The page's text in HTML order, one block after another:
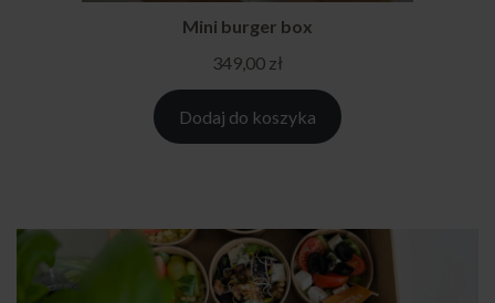
Mini burger box
349,00 zł
Dodaj do koszyka